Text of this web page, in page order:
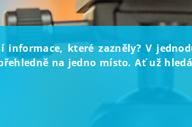
které zazněly? V
na jedno místo. Ať už